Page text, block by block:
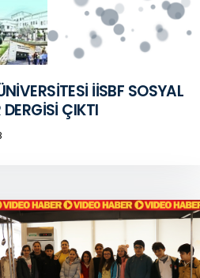
İİSBF SOSYAL
DERGİSİ ÇIKTI